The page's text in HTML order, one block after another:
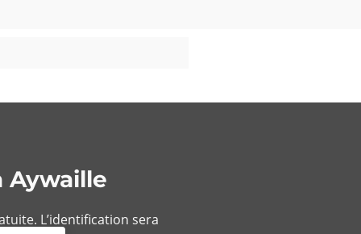
Aywaille
L’identification sera